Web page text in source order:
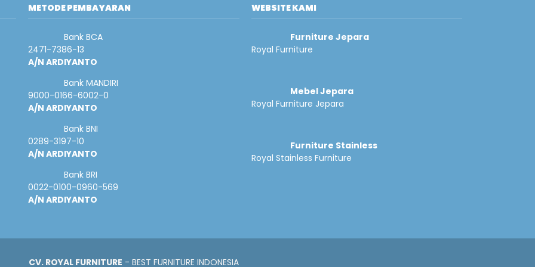
METODE PEMBAYARAN
Bank BCA
2471-7386-13
A/N ARDIYANTO
Bank MANDIRI
9000-0166-6002-0
A/N ARDIYANTO
Bank BNI
0289-3197-10
A/N ARDIYANTO
Bank BRI
0022-0100-0960-569
A/N ARDIYANTO
WEBSITE KAMI
Furniture Jepara
Royal Furniture
Mebel Jepara
Royal Furniture Jepara
Furniture Stainless
Royal Stainless Furniture
CV. ROYAL FURNITURE - BEST FURNITURE INDONESIA